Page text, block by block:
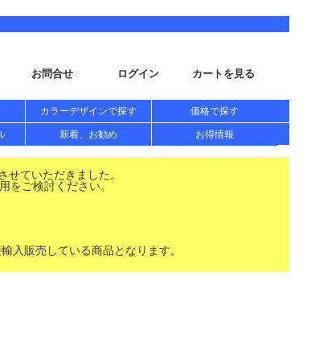
お問合せ ログイン カートを見る
カラーデザインで探す 価格で探す
新着、お勧め お得情報
ていただきました。
をご検討ください。
入販売している商品となります。